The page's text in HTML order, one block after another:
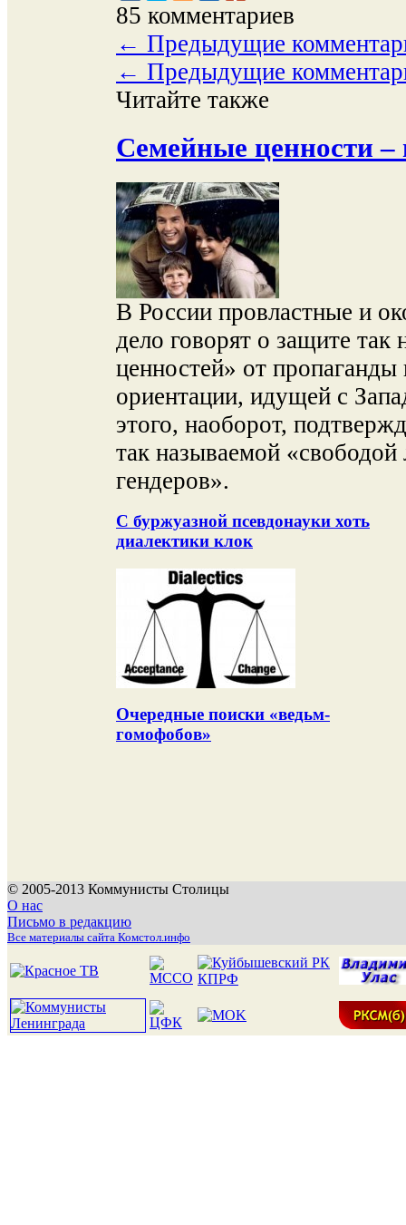
85 комментариев
← Предыдущие
← Предыдущие
Читайте также
Семейные ценности
В России провластные и
дело говорят о защите
ценностей» от
ориентации, идущей с
этого, наоборот,
так называемой
гендеров».
С буржуазной псевдонауки хоть
диалектики клок
Очередные поиски «ведьм-
гомофобов»
© 2005-2013 Коммунисты Столицы
О нас
Письмо в редакцию
Все материалы сайта Комстол.инфо